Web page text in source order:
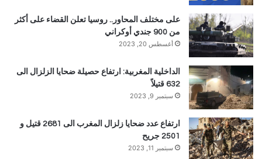
على مختلف المحاور.. روسيا تعلن القضاء على أكثر
من 900 جندي أوكراني
أغسطس 20, 2023
الداخلية المغربية: ارتفاع حصيلة ضحايا الزلزال الى
632 قتيلاً
سبتمبر 9, 2023
ارتفاع عدد ضحايا زلزال المغرب الى 2681 قتيل و
2501 جريح
سبتمبر 11, 2023